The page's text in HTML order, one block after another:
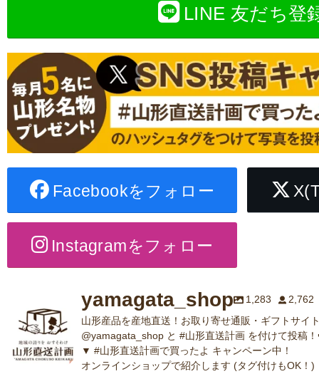
LINE 友だち登
Facebookをフォロー
Instagramをフォロー
yamagata_shop 1,283
2,762
山形産品を産地直送！お取り寄せ通販・ギフトサイ
@yamagata_shop と #山形直送計画 を付けて投稿
▼ #山形直送計画で買ったよ キャンペーン中！
オンラインショップで紹介します (タグ付けもOK！)